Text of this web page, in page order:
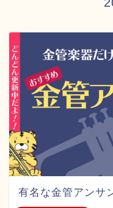
有名な金管アンサ